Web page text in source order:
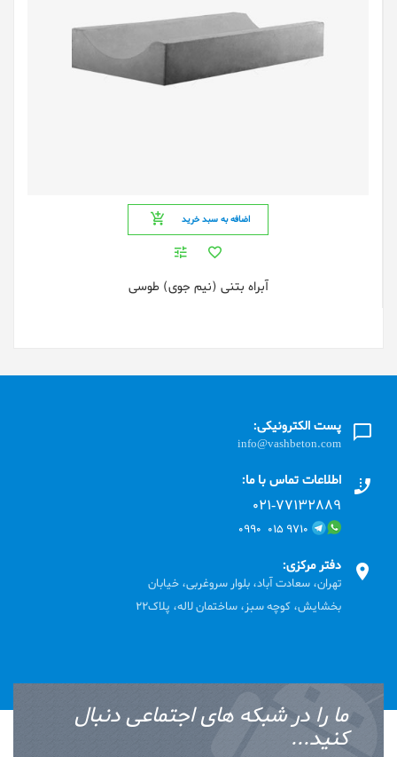
اضافه به سبد خرید
آبراه بتنی (نیم جوی) طوسی
پست الکترونیکی:
info@vashbeton.com
اطلاعات تماس با ما:
۰۲۱-۷۷۱٣۲۸۸۹
۹۷۱۰ ۰۱۵ ۰۹۹۰
دفتر مرکزی:
تهران، سعادت آباد، بلوار سروغربی، خیابان
بخشایش، کوچه سبز، ساختمان لاله، پلاک22
ما را در شبکه های اجتماعی دنبال
کنید...